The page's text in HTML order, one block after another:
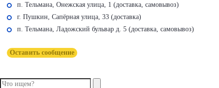
п. Тельмана, Онежская улица, 1 (доставка, самовывоз)
г. Пушкин, Сапёрная улица, 33 (доставка)
п. Тельмана, Ладожский бульвар д. 5 (доставка, самовывоз)
Оставить сообщение